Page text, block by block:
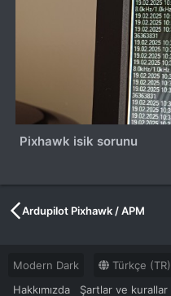
Pixhawk isik sorunu
Ardupilot Pixhawk / APM
Modern Dark
Türkçe (TR)
Hakkımızda
Şartlar ve kurallar